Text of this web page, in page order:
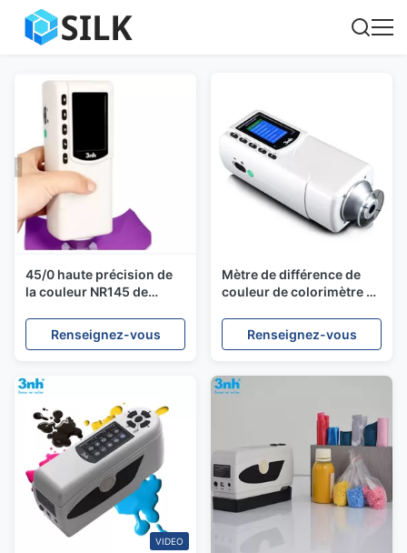
45/0 haute précision de
la couleur NR145 de
de mesure avec le logiciel
de QC
Renseignez-vous
Mètre de différence de
couleur de colorimètre de
tomate de nourriture Silk
NR20XE pour la mesure
Renseignez-vous
VIDEO